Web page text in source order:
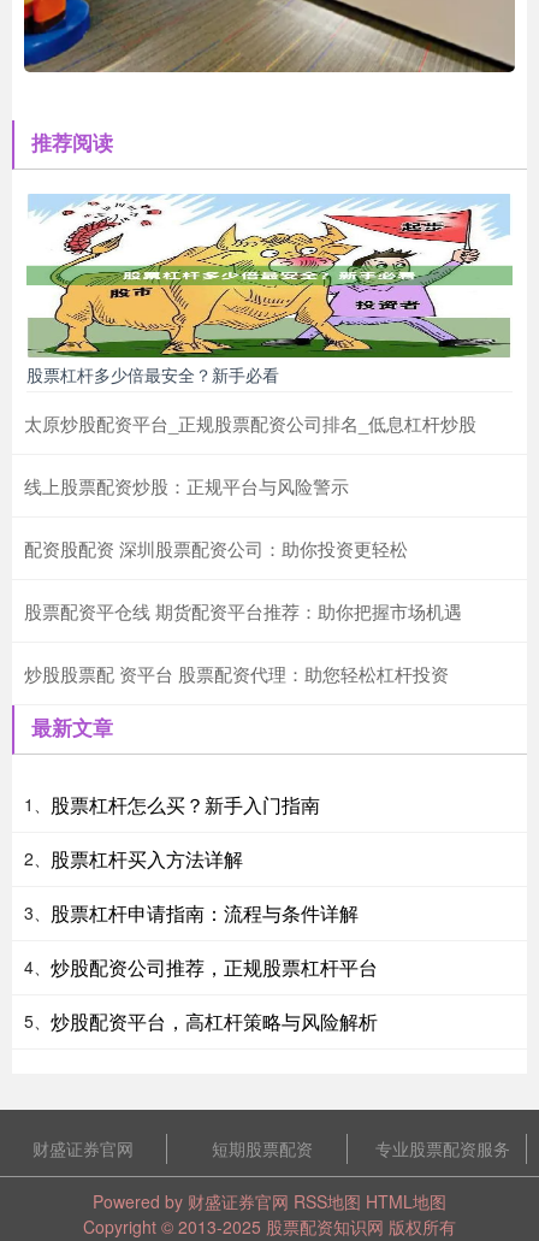
推荐阅读
股票杠杆多少倍最安全？新手必看
太原炒股配资平台_正规股票配资公司排名_低息杠杆炒股
线上股票配资炒股：正规平台与风险警示
配资股配资 深圳股票配资公司：助你投资更轻松
股票配资平仓线 期货配资平台推荐：助你把握市场机遇
炒股股票配 资平台 股票配资代理：助您轻松杠杆投资
最新文章
1、 股票杠杆怎么买？新手入门指南
2、 股票杠杆买入方法详解
3、 股票杠杆申请指南：流程与条件详解
4、 炒股配资公司推荐，正规股票杠杆平台
5、 炒股配资平台，高杠杆策略与风险解析
财盛证券官网 短期股票配资 专业股票配资服务
Powered by 财盛证券官网 RSS地图 HTML地图
Copyright © 2013-2025 股票配资知识网 版权所有